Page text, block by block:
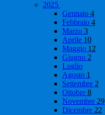
2025
Gennaio 4
Febbraio 4
Marzo 3
Aprile 10
Maggio 12
Giugno 2
Luglio
Agosto 1
Settembre 2
Ottobre 8
Novembre 29
Dicembre 22